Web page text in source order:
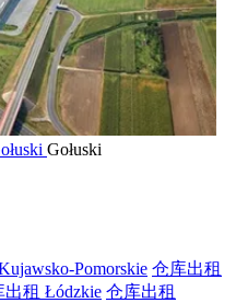
Gołuski
Pomorskie 仓库出租
出租 Łódzkie 仓库出租